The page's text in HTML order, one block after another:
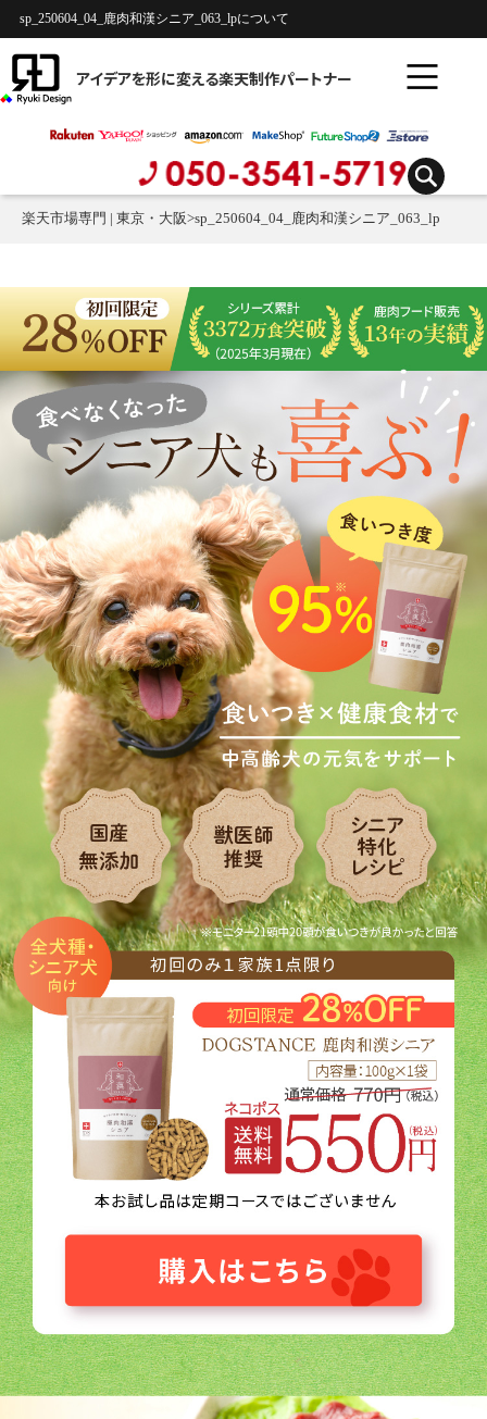
sp_250604_04_鹿肉和漢シニア_063_lpについて
アイデアを形に変える楽天制作パートナー
楽天市場専門 | 東京・大阪>sp_250604_04_鹿肉和漢シニア_063_lp